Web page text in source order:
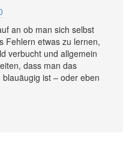
an ob man sich selbst
Fehlern etwas zu lernen,
verbucht und allgemein
dass man das
ist – oder eben